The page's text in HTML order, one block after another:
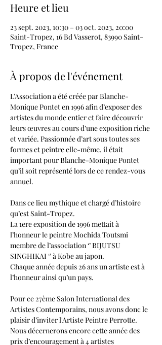
Heure et lieu
23 sept. 2023, 10:30 – 03 oct. 2023, 20:00
Saint-Tropez, 16 Bd Vasserot, 83990 Saint-
Tropez, France
À propos de l'événement
L’Association a été créée par Blanche-
Monique Pontet en 1996 afin d’exposer des
artistes du monde entier et faire découvrir
leurs œuvres au cours d’une exposition riche
et variée. Passionnée d’art sous toutes ses
formes et peintre elle-même, il était
important pour Blanche-Monique Pontet
qu’il soit représenté lors de ce rendez-vous
annuel.
Dans ce lieu mythique et chargé d’histoire
qu’est Saint-Tropez.
La 1ere exposition de 1996 mettait à
l’honneur le peintre Mochida Toutsmi
membre de l’association ‘’ BIJUTSU
SINGHIKAI ‘’ à Kobe au japon.
Chaque année depuis 26 ans un artiste est à
l’honneur ainsi qu’un pays.
Pour ce 27ème Salon International des
Artistes Contemporains, nous avons donc le
plaisir d’inviter l'Artiste Peintre Perrotte.
Nous décernerons encore cette année des
prix d’encouragement à 4 artistes